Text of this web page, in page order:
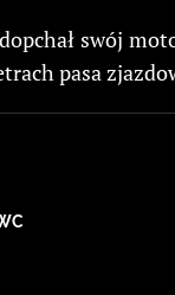
swój
pasa